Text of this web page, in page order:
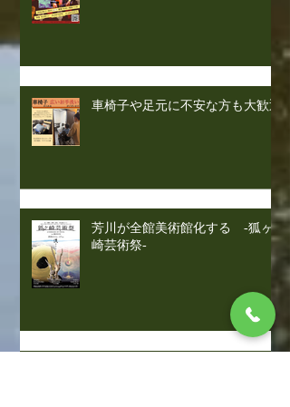
車椅子や足元に不安な方も大歓迎
芳川が全館美術館化する -狐ヶ
崎芸術祭-